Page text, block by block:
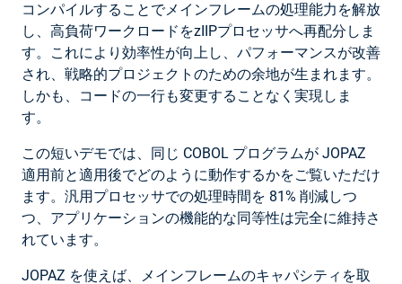
コンパイルすることでメインフレームの処理能力を解放
し、高負荷ワークロードをzIIPプロセッサへ再配分しま
す。これにより効率性が向上し、パフォーマンスが改善
され、戦略的プロジェクトのための余地が生まれます。
しかも、コードの一行も変更することなく実現しま
す。
この短いデモでは、同じ COBOL プログラムが JOPAZ
適用前と適用後でどのように動作するかをご覧いただけ
ます。汎用プロセッサでの処理時間を 81% 削減しつ
つ、アプリケーションの機能的な同等性は完全に維持さ
れています。
JOPAZ を使えば、メインフレームのキャパシティを取